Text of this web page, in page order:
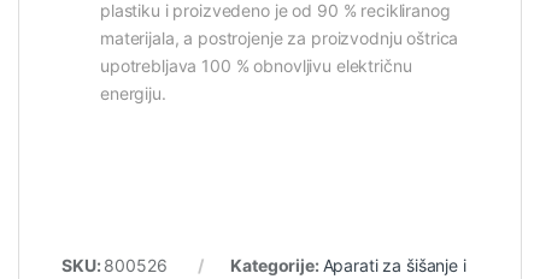
plastiku i proizvedeno je od 90 % recikliranog
materijala, a postrojenje za proizvodnju oštrica
upotrebljava 100 % obnovljivu električnu
energiju.
SKU: 800526 Kategorije: Aparati za šišanje i